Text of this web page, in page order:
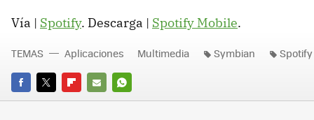
Vía | Spotify. Descarga | Spotify Mobile.
FACEBOOK
TWITTERFLIPBOARD
E-
WHATSAPP
TEMAS Aplicaciones Multimedia Symbian Spotify